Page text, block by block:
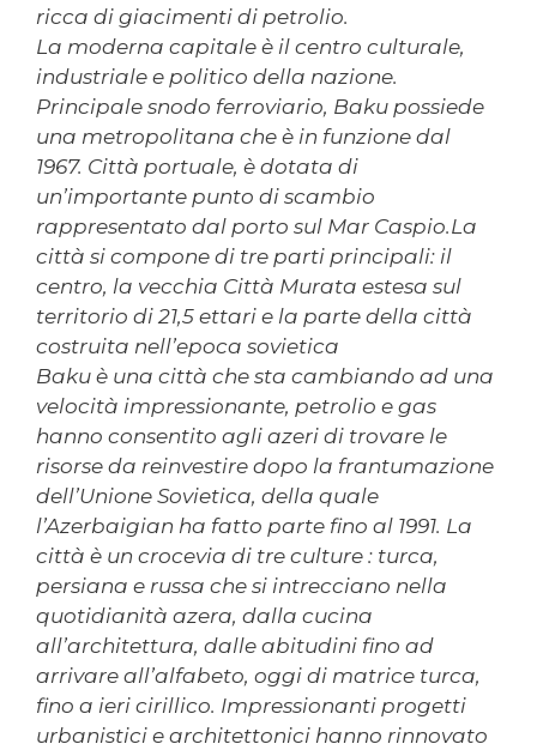
ricca di giacimenti di petrolio.
La moderna capitale è il centro culturale,
industriale e politico della nazione.
Principale snodo ferroviario, Baku possiede
una metropolitana che è in funzione dal
1967. Città portuale, è dotata di
un’importante punto di scambio
rappresentato dal porto sul Mar Caspio.La
città si compone di tre parti principali: il
centro, la vecchia Città Murata estesa sul
territorio di 21,5 ettari e la parte della città
costruita nell’epoca sovietica
Baku è una città che sta cambiando ad una
velocità impressionante, petrolio e gas
hanno consentito agli azeri di trovare le
risorse da reinvestire dopo la frantumazione
dell’Unione Sovietica, della quale
l’Azerbaigian ha fatto parte fino al 1991. La
città è un crocevia di tre culture : turca,
persiana e russa che si intrecciano nella
quotidianità azera, dalla cucina
all’architettura, dalle abitudini fino ad
arrivare all’alfabeto, oggi di matrice turca,
fino a ieri cirillico. Impressionanti progetti
urbanistici e architettonici hanno rinnovato